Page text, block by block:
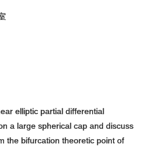
elliptic partial differential
a large spherical cap and discuss
the bifurcation theoretic point of